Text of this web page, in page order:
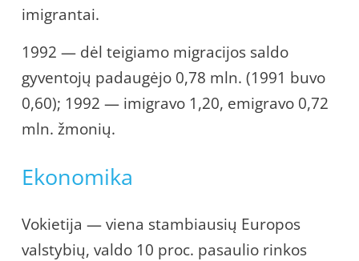
imigrantai.
1992 — dėl teigiamo migracijos saldo
gyventojų padaugėjo 0,78 mln. (1991 buvo
0,60); 1992 — imigravo 1,20, emigravo 0,72
mln. žmonių.
Ekonomika
Vokietija — viena stambiausių Europos
valstybių, valdo 10 proc. pasaulio rinkos